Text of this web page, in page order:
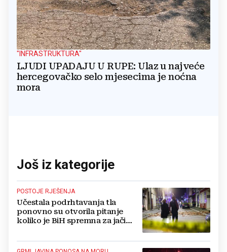
"INFRASTRUKTURA"
LJUDI UPADAJU U RUPE: Ulaz u najveće
hercegovačko selo mjesecima je noćna
mora
Još iz kategorije
POSTOJE RJEŠENJA
Učestala podrhtavanja tla
ponovno su otvorila pitanje
koliko je BiH spremna za jači